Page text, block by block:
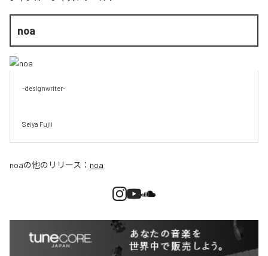
noa
-designwriter-
Seiya Fujii
noaの他のリリース： noa